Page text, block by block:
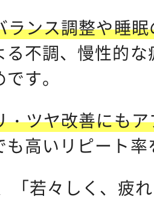
ンス調整や睡
不調、慢性的な
す。
ツヤ改善にも
高いリピート率
「若々しく、疲